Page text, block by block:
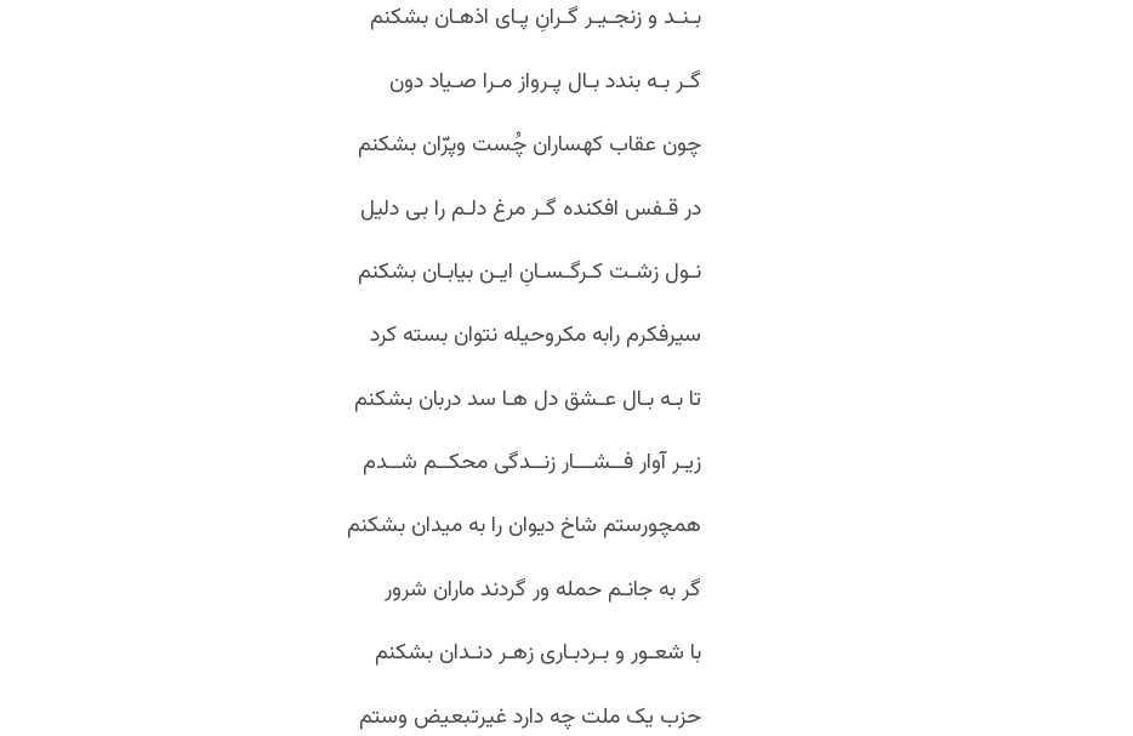
بـنـد و زنجـیـر گـرانِ پـای اذهـان بشکنم
گـر بـه بندد بـال پـرواز مـرا صـیاد دون
چون عقاب کهساران چُست وپرّان بشکنم
در قـفس افکنده گـر مرغ دلـم را بی دلیل
نـول زشـت کـرگـسـانِ ایـن بیابـان بشکنم
سیرفکرم رابه مکروحیله نتوان بسته کرد
تا بـه بـال عـشق دل هـا سد دربان بشکنم
زیـر آوار فــشـــار زنــدگی محکــم شــدم
همچورستم شاخ دیوان را به میدان بشکنم
گر به جانـم حمله ور گردند ماران شرور
با شعـور و بـردبـاری زهـر دنـدان بشکنم
حزب یک ملت چه دارد غیرتبعیض وستم